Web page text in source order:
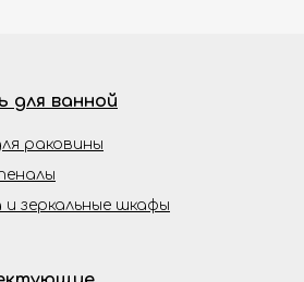
для ванной
раковины
и зеркальные шкафы